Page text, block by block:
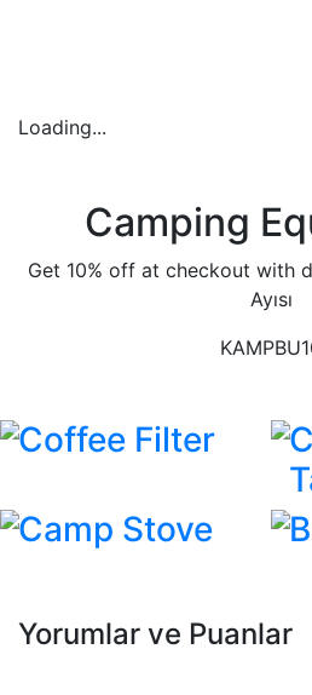
Loading...
Camping
Get 10% off at checkout with
Ayısı
Coffee Filter
Camp Stove
Yorumlar ve Puanlar